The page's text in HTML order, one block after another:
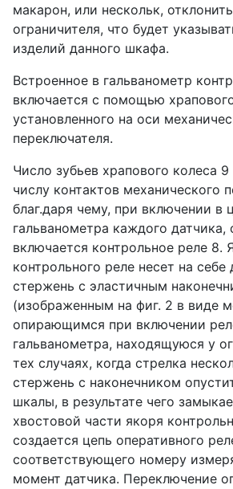
макарон, или нескольк,
ограничителя, что будет
изделий данного шкафа.
Встроенное в гальванометр
включается с помощью
установленного на оси
переключателя.
Число зубьев храпового колеса 9
числу контактов механического
благ.даря чему, при включении в
гальванометра каждого датчика,
включается контрольное реле 8.
контрольного реле несет на себе
стержень с эластичным
(изображенным на фиг. 2 в виде
опирающимся при включении
гальванометра, находящуюся у
тех случаях, когда стрелка
стержень с наконечником
шкалы, в результате чего
хвостовой части якоря
создается цепь оперативного
соответствующего номеру
момент датчика. Переключение